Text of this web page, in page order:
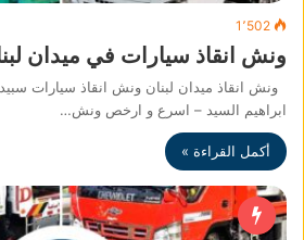
1٬502
ونش انقاذ سيارات في ميدان
ونش انقاذ ميدان لبنان ونش انقاذ سيارات
ابراهيم السيد – اسرع و ارخص ونش…
أكمل القراءة »